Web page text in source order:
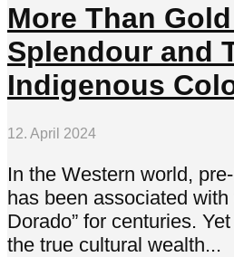
More Than
Splendour and
Indigenous
12. April 2024
In the Western world,
has been associated with
Dorado” for centuries.
the true cultural wealth...